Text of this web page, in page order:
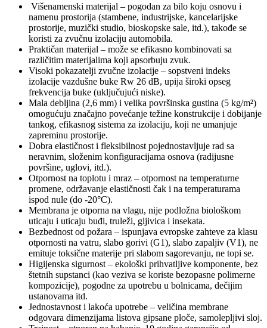
Višenamenski materijal – pogodan za bilo koju osnovu i
namenu prostorija (stambene, industrijske, kancelarijske
prostorije, muzički studio, bioskopske sale, itd.), takođe se
koristi za zvučnu izolaciju automobila.
Praktičan materijal – može se efikasno kombinovati sa
različitim materijalima koji apsorbuju zvuk.
Visoki pokazatelji zvučne izolacije – sopstveni indeks
izolacije vazdušne buke Rw 26 dB, upija široki opseg
frekvencija buke (uključujući niske).
Mala debljina (2,6 mm) i velika površinska gustina (5 kg/m²)
omogućuju značajno povećanje težine konstrukcije i dobijanje
tankog, efikasnog sistema za izolaciju, koji ne umanjuje
zapreminu prostorije. ​​​
Dobra elastičnost i fleksibilnost pojednostavljuje rad sa
neravnim, složenim konfiguracijama osnova (radijusne
površine, uglovi, itd.).
Otpornost na toplotu i mraz – otpornost na temperaturne
promene, održavanje elastičnosti čak i na temperaturama
ispod nule (do -20°C).
Membrana je otporna na vlagu, nije podložna biološkom
uticaju i uticaju buđi, truleži, gljivica i insekata.
Bezbednost od požara – ispunjava evropske zahteve za klasu
otpornosti na vatru, slabo gorivi (G1), slabo zapaljiv (V1), ne
emituje toksične materije pri slabom sagorevanju, ne topi se.
Higijenska sigurnost – ekološki prihvatljive komponente, bez
štetnih supstanci (kao veziva se koriste bezopasne polimerne
kompozicije), pogodne za upotrebu u bolnicama, dečijim
ustanovama itd.
Jednostavnost i lakoća upotrebe – veličina membrane
odgovara dimenzijama listova gipsane ploče, samolepljivi sloj.